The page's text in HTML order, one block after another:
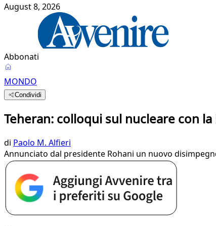
August 8, 2026
Abbonati
MONDO
Condividi
Teheran: colloqui sul nucleare con
di Paolo M. Alfieri
Annunciato dal presidente Rohani un nuovo